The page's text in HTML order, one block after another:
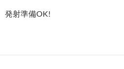
発射準備OK!